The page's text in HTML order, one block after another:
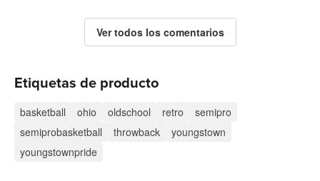
Ver todos los comentarios
Etiquetas de producto
basketball ohio oldschool retro
semipro
semiprobasketball
throwback
youngstown
youngstownpride